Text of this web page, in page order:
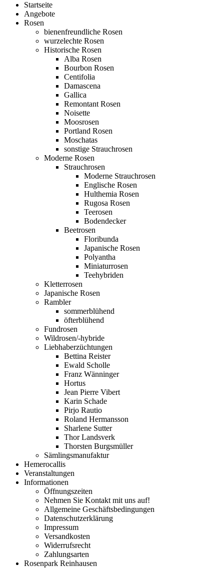
Startseite
Angebote
Rosen
bienenfreundliche Rosen
wurzelechte Rosen
Historische Rosen
Alba Rosen
Bourbon Rosen
Centifolia
Damascena
Gallica
Remontant Rosen
Noisette
Moosrosen
Portland Rosen
Moschatas
sonstige Strauchrosen
Moderne Rosen
Strauchrosen
Moderne Strauchrosen
Englische Rosen
Hulthemia Rosen
Rugosa Rosen
Teerosen
Bodendecker
Beetrosen
Floribunda
Japanische Rosen
Polyantha
Miniaturrosen
Teehybriden
Kletterrosen
Japanische Rosen
Rambler
sommerblühend
öfterblühend
Fundrosen
Wildrosen/-hybride
Liebhaberzüchtungen
Bettina Reister
Ewald Scholle
Franz Wänninger
Hortus
Jean Pierre Vibert
Karin Schade
Pirjo Rautio
Roland Hermansson
Sharlene Sutter
Thor Landsverk
Thorsten Burgsmüller
Sämlingsmanufaktur
Hemerocallis
Veranstaltungen
Informationen
Öffnungszeiten
Nehmen Sie Kontakt mit uns auf!
Allgemeine Geschäftsbedingungen
Datenschutzerklärung
Impressum
Versandkosten
Widerrufsrecht
Zahlungsarten
Rosenpark Reinhausen